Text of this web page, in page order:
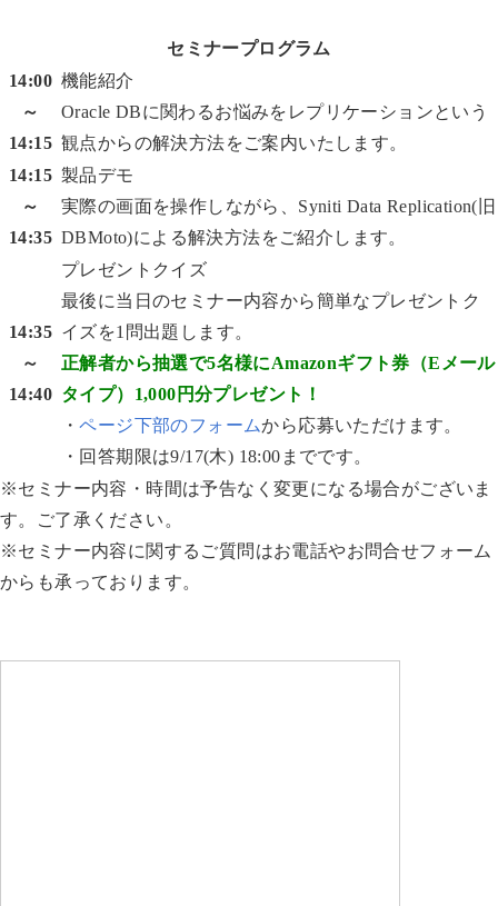
セミナープログラム
14:00
～
14:15
機能紹介
Oracle DBに関わるお悩みをレプリケーションという
観点からの解決方法をご案内いたします。
14:15
～
14:35
製品デモ
実際の画面を操作しながら、Syniti Data Replication(旧
DBMoto)による解決方法をご紹介します。
14:35
～
14:40
プレゼントクイズ
最後に当日のセミナー内容から簡単なプレゼントク
イズを1問出題します。
正解者から抽選で5名様にAmazonギフト券（Eメール
タイプ）1,000円分プレゼント！
・ページ下部のフォームから応募いただけます。
・回答期限は9/17(木) 18:00までです。
※セミナー内容・時間は予告なく変更になる場合がございま
す。ご了承ください。
※セミナー内容に関するご質問はお電話やお問合せフォーム
からも承っております。